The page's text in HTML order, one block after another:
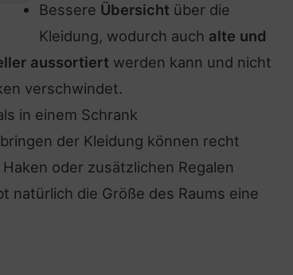
Bessere Übersicht über die
Kleidung, wodurch auch alte und
aussortiert werden kann und nicht
verschwindet.
in einem Schrank
der Kleidung können recht
oder zusätzlichen Regalen
natürlich die Größe des Raums eine